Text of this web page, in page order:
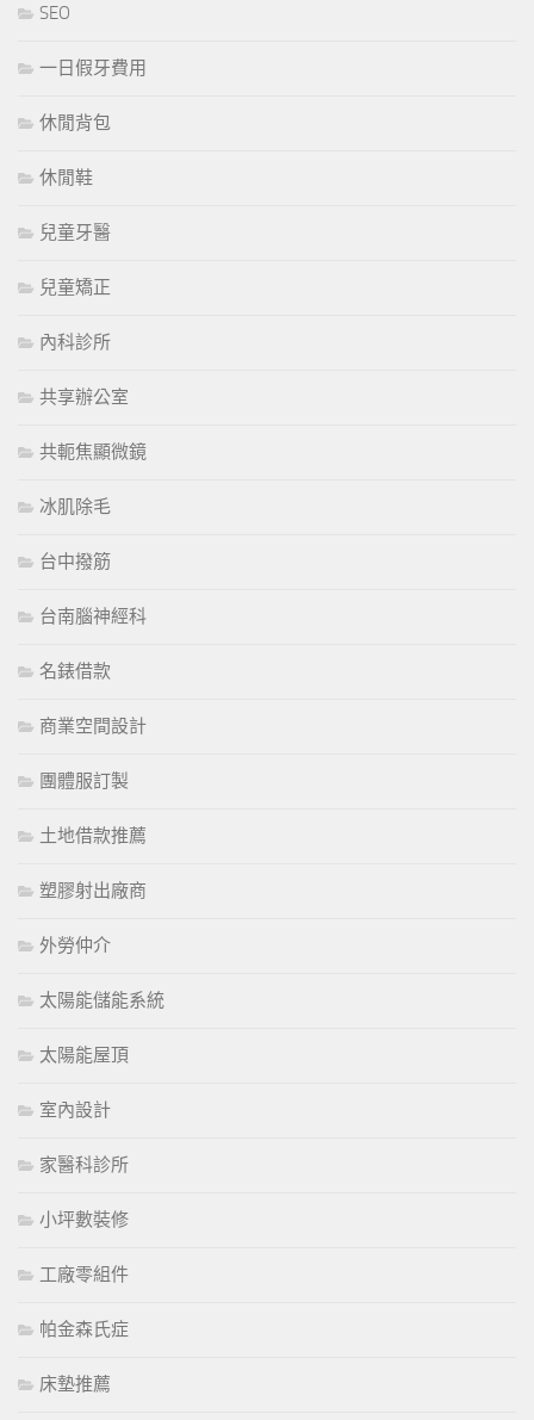
SEO
一日假牙費用
休閒背包
休閒鞋
兒童牙醫
兒童矯正
內科診所
共享辦公室
共軛焦顯微鏡
冰肌除毛
台中撥筋
台南腦神經科
名錶借款
商業空間設計
團體服訂製
土地借款推薦
塑膠射出廠商
外勞仲介
太陽能儲能系統
太陽能屋頂
室內設計
家醫科診所
小坪數裝修
工廠零組件
帕金森氏症
床墊推薦